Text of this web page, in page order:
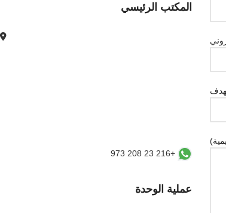
المكتب الرئيسي
+216 23 208 973
عملية الوحدة